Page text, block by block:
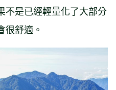
不是已經輕量化了大部分
很舒適。